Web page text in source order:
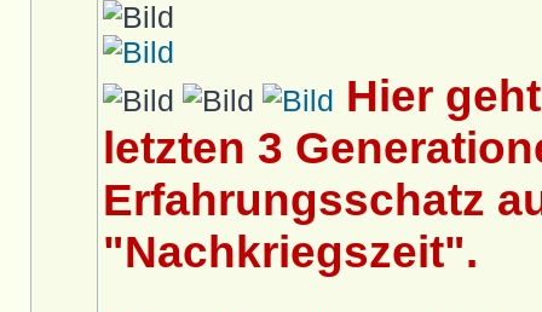
Hier
letzten 3
Erfahrungsschatz
"Nachkriegszeit".